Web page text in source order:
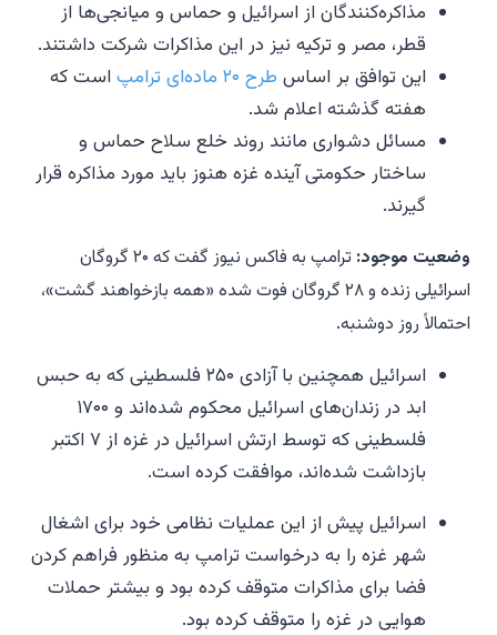
مذاکره‌کنندگان از اسرائیل و حماس و میانجی‌ها از
قطر، مصر و ترکیه نیز در این مذاکرات شرکت داشتند.
این توافق بر اساس طرح ۲۰ ماده‌ای ترامپ
است که
هفته گذشته اعلام شد.
مسائل دشواری مانند روند خلع سلاح حماس و
ساختار حکومتی آینده غزه هنوز باید مورد مذاکره قرار
گیرند.
وضعیت موجود:
ترامپ به فاکس نیوز گفت که ۲۰ گروگان
اسرائیلی زنده و ۲۸ گروگان فوت شده «همه بازخواهند گشت»،
احتمالاً روز دوشنبه.
اسرائیل همچنین با آزادی ۲۵۰ فلسطینی که به حبس
ابد در زندان‌های اسرائیل محکوم شده‌اند و ۱۷۰۰
فلسطینی که توسط ارتش اسرائیل در غزه از ۷ اکتبر
بازداشت شده‌اند، موافقت کرده است.
اسرائیل پیش از این عملیات نظامی خود برای اشغال
شهر غزه را به درخواست ترامپ به منظور فراهم کردن
فضا برای مذاکرات متوقف کرده بود و بیشتر حملات
هوایی در غزه را متوقف کرده بود.